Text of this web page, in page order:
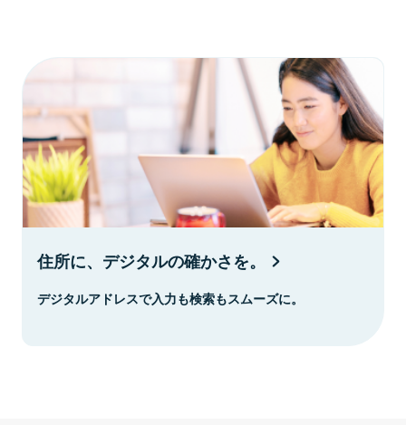
住所に、デジタルの確かさを。
デジタルアドレスで入力も検索もスムーズに。